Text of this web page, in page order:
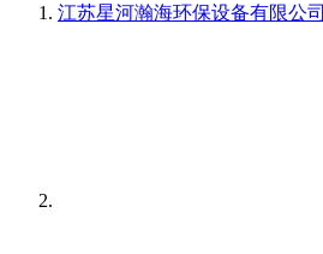
江苏星河瀚海环保设备有限公司